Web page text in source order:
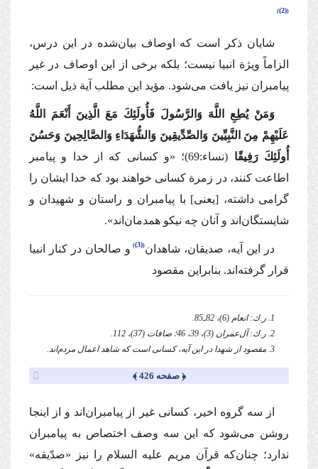
(2)
شایان ذكر است كه اوصاف بیان‌شده در این درس،
الزاماً ویژة انبیا نیست؛ بلكه برخی از این اوصاف در غیر
پیامبران نیز یافت می‌شود. مؤید این مطلب آیة ذیل است:
وَمَنْ یُطِعِ اللَّهَ وَالرَّسُولَ فَأُولَئِكَ مَعَ الَّذِینَ أَنْعَمَ اللَّهُ
عَلَیْهِمْ مِنَ النَّبِیِّینَ وَالصِّدِّیقِینَ وَالشُّهَدَاءِ وَالصَّالِحِینَ وَحَسُنَ
أُولَئِكَ رَفِیقًا (نساء:69)؛
«و كسانی كه از خدا و پیامبر
اطاعت كنند، در زمرة كسانی خواهند بود كه خدا ایشان را
گرامی داشته، [یعنی] با پیامبران و راستان و شهیدان و
شایستگان‌اند و آنان چه نیكو همدمان‌اند».
در این آیه، صدیقان، شاهدان (3)
و صالحان در كنار انبیا
قرار گرفته‌اند. بنابراین مقصود
1. ر.ك: انعام (6)، 82ـ85.
2. ر.ك: آل‌عمران (3)، 39، 46؛ صافات (37)، 112.
3. مقصود از شهدا در این آیه، كسانی‌ است كه شاهد اعمال مردم‌اند.
﴿ صفحه 426 ﴾
از سه گروه اخیر، كسانی غیر از پیامبران‌اند و از اینجا
روشن می‌شود كه این سه وصف اختصاص به پیامبران
ندارد؛ چنان‌كه قرآن مریم
علیه السلام را نیز «صدّیقه»